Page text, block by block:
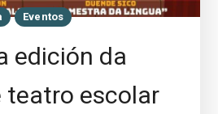
Eventos
edición da
teatro escolar